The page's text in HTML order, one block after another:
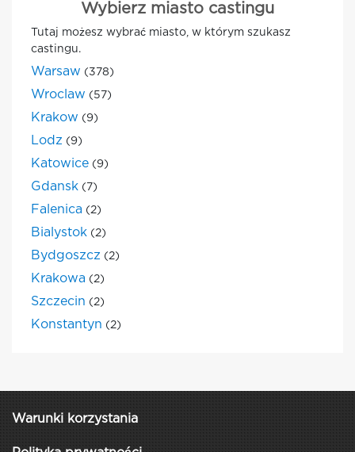
Wybierz miasto castingu
Tutaj możesz wybrać miasto, w którym szukasz
castingu.
Warsaw (378)
Wroclaw (57)
Krakow (9)
Lodz (9)
Katowice (9)
Gdansk (7)
Falenica (2)
Bialystok (2)
Bydgoszcz (2)
Krakowa (2)
Szczecin (2)
Konstantyn (2)
Warunki korzystania